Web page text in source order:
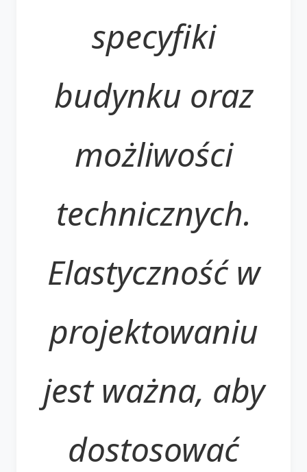
specyfiki
budynku oraz
możliwości
technicznych.
Elastyczność w
projektowaniu
jest ważna, aby
dostosować